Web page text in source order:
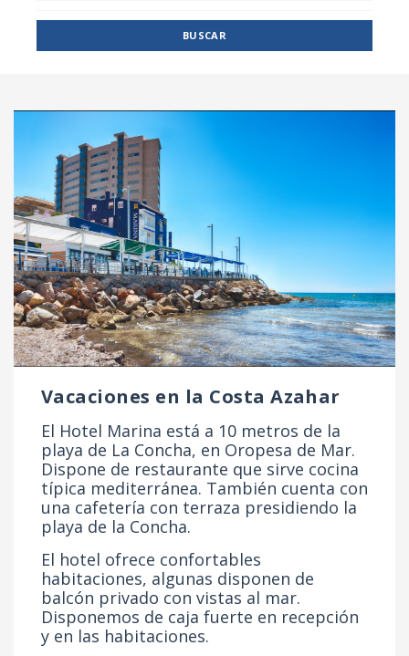
BUSCAR
Vacaciones en la Costa Azahar
El Hotel Marina está a 10 metros de la
playa de La Concha, en Oropesa de Mar.
Dispone de restaurante que sirve cocina
típica mediterránea. También cuenta con
una cafetería con terraza presidiendo la
playa de la Concha.
El hotel ofrece confortables
habitaciones, algunas disponen de
balcón privado con vistas al mar.
Disponemos de caja fuerte en recepción
y en las habitaciones.